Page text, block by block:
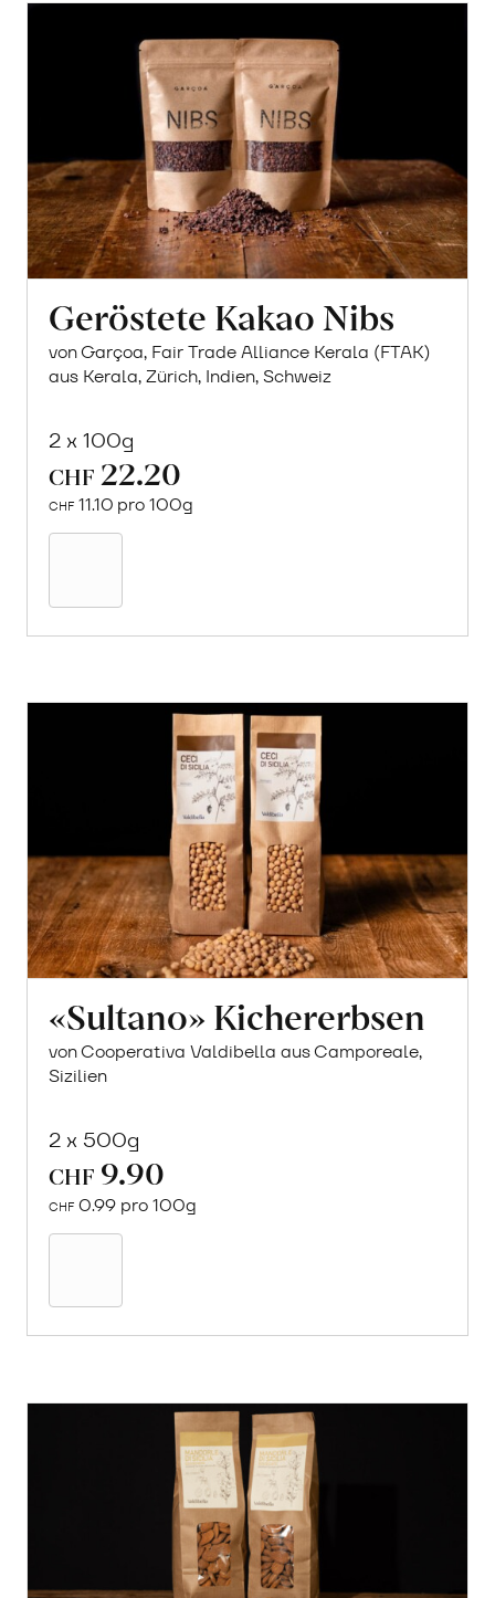
Geröstete Kakao Nibs
von Garçoa, Fair Trade Alliance Kerala (FTAK)
aus Kerala, Zürich, Indien, Schweiz
2 x 100g
CHF 22.20
CHF 11.10 pro 100g
«Sultano» Kichererbsen
von Cooperativa Valdibella aus Camporeale,
Sizilien
2 x 500g
CHF 9.90
CHF 0.99 pro 100g